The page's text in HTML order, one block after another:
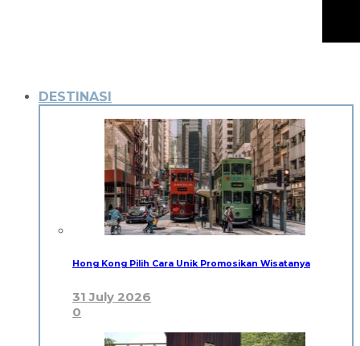
DESTINASI
Hong Kong Pilih Cara Unik Promosikan Wisatanya
31 July 2026
0